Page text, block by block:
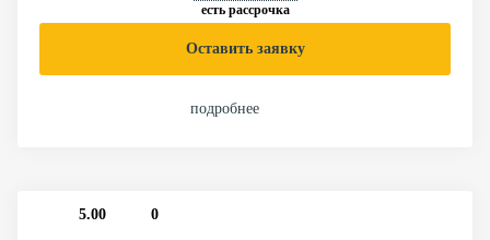
есть рассрочка
Оставить заявку
подробнее
5.00 0